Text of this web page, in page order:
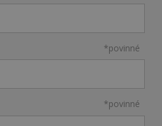
*povinné
*povinné